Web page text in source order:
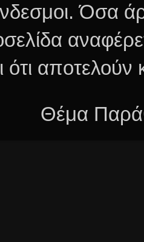
Όσα
ότι
Θέμα